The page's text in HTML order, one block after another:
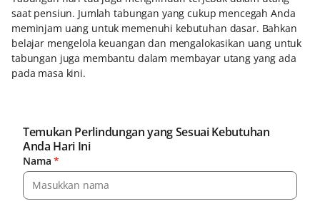
saat pensiun. Jumlah tabungan yang cukup mencegah Anda
meminjam uang untuk memenuhi kebutuhan dasar. Bahkan
belajar mengelola keuangan dan mengalokasikan uang untuk
tabungan juga membantu dalam membayar utang yang ada
pada masa kini.
Temukan Perlindungan yang Sesuai Kebutuhan
Anda Hari Ini
Nama *